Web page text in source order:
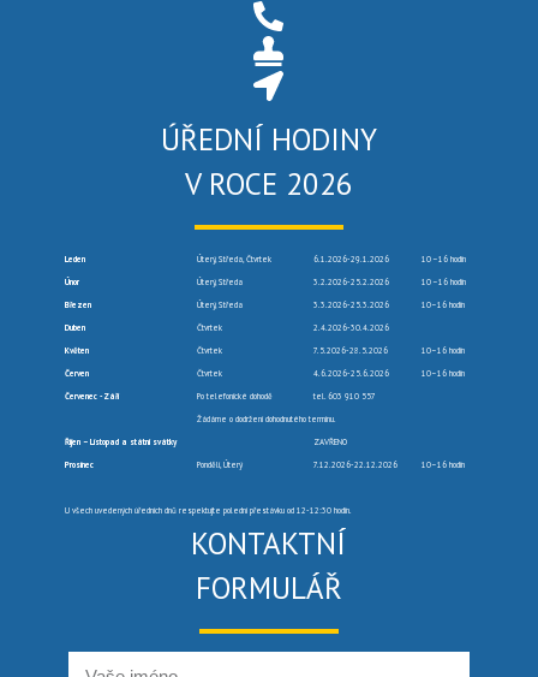
ÚŘEDNÍ HODINY
V ROCE 2026
Leden Úterý, Středa, Čtvrtek 6.1.2026-29.1.2026 10 –16 hodin
Únor Úterý, Středa 3.2.2026-25.2.2026 10 –16 hodin
Březen Úterý, Středa 3.3.2026-25.3.2026 10–16 hodin
Duben Čtvrtek 2.4.2026-30.4.2026
Květen Čtvrtek 7.5.2026-28.5.2026 10–16 hodin
Červen Čtvrtek 4.6.2026-25.6.2026 10–16 hodin
Červenec -Září Po telefonické dohodě tel. 603 910 557
Žádáme o dodržení dohodnutého termínu.
Říjen – Listopad a státní svátky ZAVŘENO
Prosinec Pondělí, Úterý 7.12.2026-22.12.2026 10–16 hodin
U všech uvedených úředních dnů respektujte polední přestávku od 12-12:30 hodin.
KONTAKTNÍ
FORMULÁŘ